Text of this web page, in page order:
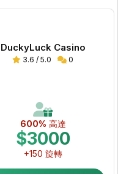
DuckyLuck Casino
3.6 / 5.0 0
600% 高達
$3000
+150 旋轉